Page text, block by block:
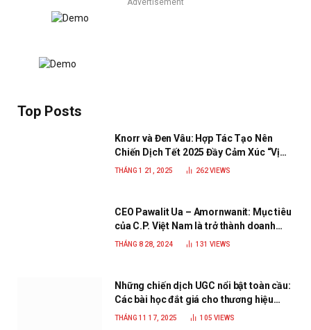
Top Posts
Knorr và Đen Vâu: Hợp Tác Tạo Nên
Chiến Dịch Tết 2025 Đầy Cảm Xúc “Vị
Nhà”
THÁNG 1 21, 2025 262VIEWS
CEO Pawalit Ua – Amornwanit: Mục tiêu
của C.P. Việt Nam là trở thành doanh
nghiệp xanh, phát triển bền vững
THÁNG 8 28, 2024 131 VIEWS
Những chiến dịch UGC nổi bật toàn cầu:
Các bài học đắt giá cho thương hiệu
năm 2025
THÁNG 11 17, 2025 105 VIEWS